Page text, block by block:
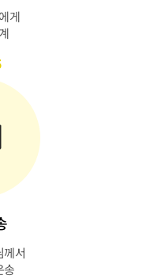
게
께서
송